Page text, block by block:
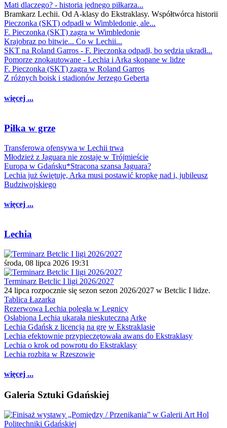
Mati dlaczego? - historia jednego piłkarza...
Bramkarz Lechii. Od A-klasy do Ekstraklasy. Współtwórca historii
Pieczonka (SKT) odpadł w Wimbledonie, ale...
F. Pieczonka (SKT) zagra w Wimbledonie
Krajobraz po bitwie... Co w Lechii...
SKT na Roland Garros - F. Pieczonka odpadł, bo sędzia ukradł...
Pomorze znokautowane - Lechia i Arka skopane w lidze
F. Pieczonka (SKT) zagra w Roland Garros
Z różnych boisk i stadionów Jerzego Geberta
więcej ...
Piłka w grze
Transferowa ofensywa w Lechii trwa
Młodzież z Jaguara nie zostaje w Trójmieście
Europa w Gdańsku*Stracona szansa Jaguara?
Lechia już świętuje, Arka musi postawić kropkę nad i, jubileusz
Budziwojskiego
więcej ...
Lechia
środa, 08 lipca 2026 19:31
Terminarz Betclic I ligi 2026/2027
24 lipca rozpocznie się sezon sezon 2026/2027 w Betclic I lidze.
Tablica Łazarka
Rezerwowa Lechia poległa w Legnicy
Osłabiona Lechia ukarała nieskuteczną Arkę
Lechia Gdańsk z licencją na grę w Ekstraklasie
Lechia efektownie przypieczętowała awans do Ekstraklasy
Lechia o krok od powrotu do Ekstraklasy
Lechia rozbita w Rzeszowie
więcej ...
Galeria Sztuki Gdańskiej